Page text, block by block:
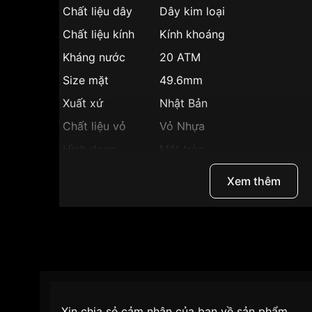
Chất liệu dây
Dây kim loại
Chất liệu kính
Kính khoáng
Kháng nước
20 ATM
Size mặt
49.6mm
Xuất xứ
Nhật Bản
Chất liệu vỏ
Vỏ Nhựa
Vỏ Màu Bạc
Trẻ trung, Sang trọng
Độ dày
12.9mm
Xem thêm